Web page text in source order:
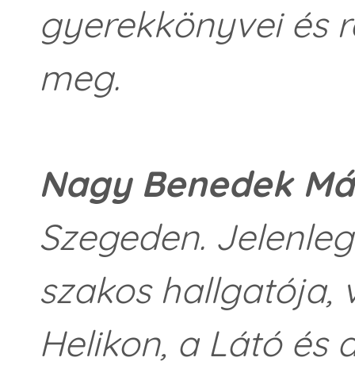
gyerekkönyvei és
meg.
Nagy Benedek
Szegeden.
szakos hallgatója,
Helikon, a Látó és